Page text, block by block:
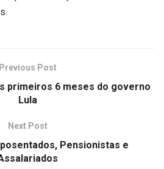
Previous Post
primeiros 6 meses do governo
Lula
Next Post
Pensionistas e